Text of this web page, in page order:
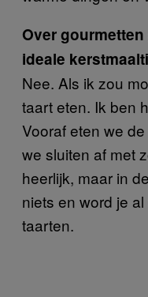
Over
ideale
Nee. Als ik zou
taart eten. Ik ben
Vooraf eten we
we sluiten af met
heerlijk, maar in
niets en word je
taarten.